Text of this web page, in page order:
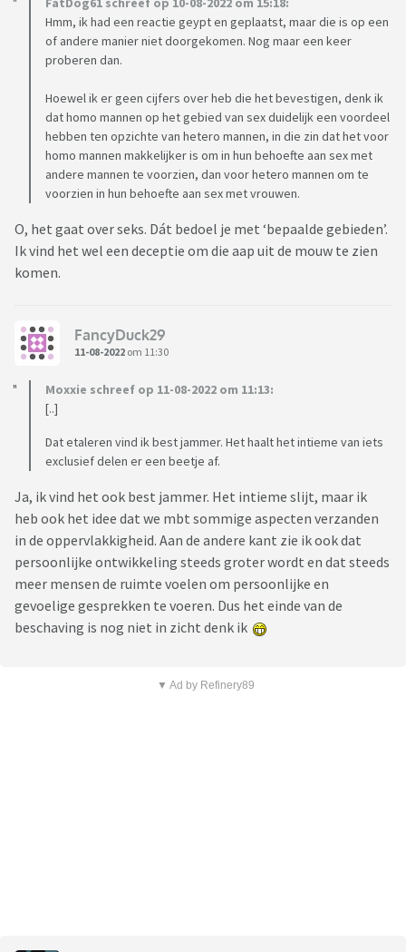
Hmm, ik had een reactie geypt en geplaatst, maar die is op een
of andere manier niet doorgekomen. Nog maar een keer
proberen dan.
Hoewel ik er geen cijfers over heb die het bevestigen, denk ik
dat homo mannen op het gebied van sex duidelijk een voordeel
hebben ten opzichte van hetero mannen, in die zin dat het voor
homo mannen makkelijker is om in hun behoefte aan sex met
andere mannen te voorzien, dan voor hetero mannen om te
voorzien in hun behoefte aan sex met vrouwen.
O, het gaat over seks. Dát bedoel je met ‘bepaalde gebieden’.
Ik vind het wel een deceptie om die aap uit de mouw te zien
komen.
FancyDuck29
11-08-2022 om 11:30
Moxxie schreef op 11-08-2022 om 11:13:
[..]
Dat etaleren vind ik best jammer. Het haalt het intieme van iets
exclusief delen er een beetje af.
Ja, ik vind het ook best jammer. Het intieme slijt, maar ik
heb ook het idee dat we mbt sommige aspecten verzanden
in de oppervlakkigheid. Aan de andere kant zie ik ook dat
persoonlijke ontwikkeling steeds groter wordt en dat steeds
meer mensen de ruimte voelen om persoonlijke en
gevoelige gesprekken te voeren. Dus het einde van de
beschaving is nog niet in zicht denk ik
▼ Ad by Refinery89